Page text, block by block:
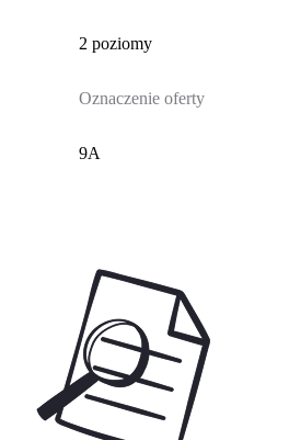
2 poziomy
Oznaczenie oferty
9A